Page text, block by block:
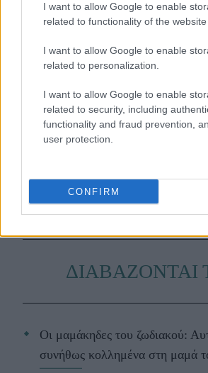
I want to allow Google to enable
related to functionality of the website
I want to allow Google to enable
related to personalization.
I want to allow Google to enable
related to security, including
functionality and fraud prevention,
user protection.
CONFIRM
Το πρώτο λανσάρισμα στο
συμφωνίας αδειοδότησης
Ακολουθήστε το jenny.gr
newsκαι μάθετε τα
τα καλύτερα προϊόντα
beauty
ΔΙΑΒΑΖΟΝΤΑΙ
Οι μαμάκηδες του ζωδιακού:
συνήθως κολλημένα στη μαμά